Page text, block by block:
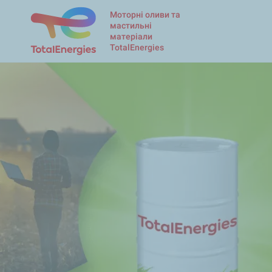
Моторні оливи та
мастильні
матеріали
TotalEnergies